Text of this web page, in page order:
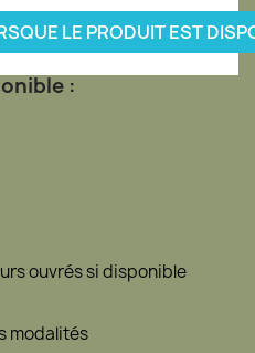
LE PRODUIT EST
:
ouvrés si disponible
modalités